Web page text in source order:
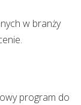
w branży
program do